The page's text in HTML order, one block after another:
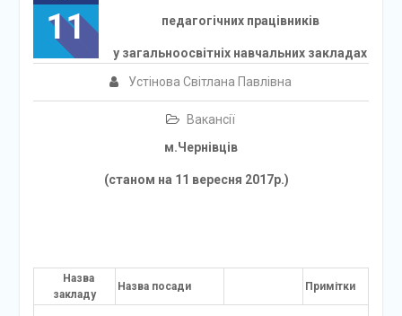
11
Устінова Світлана Павлівна
Вакансії
педагогічних працівників
у загальноосвітніх навчальних закладах
м.Чернівців
(станом на 11 вересня 2017р.)
Назва
закладу
Назва посади Примітки